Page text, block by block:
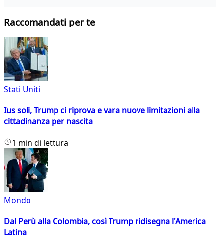
Raccomandati per te
Stati Uniti
Ius soli, Trump ci riprova e vara nuove limitazioni alla
cittadinanza per nascita
1 min di lettura
Mondo
Dal Perù alla Colombia, così Trump ridisegna l'America
Latina